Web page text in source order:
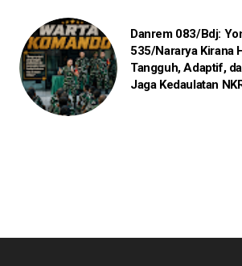
Danrem 083/Bdj:
535/Nararya Kirana
Tangguh, Adaptif,
Jaga Kedaulatan